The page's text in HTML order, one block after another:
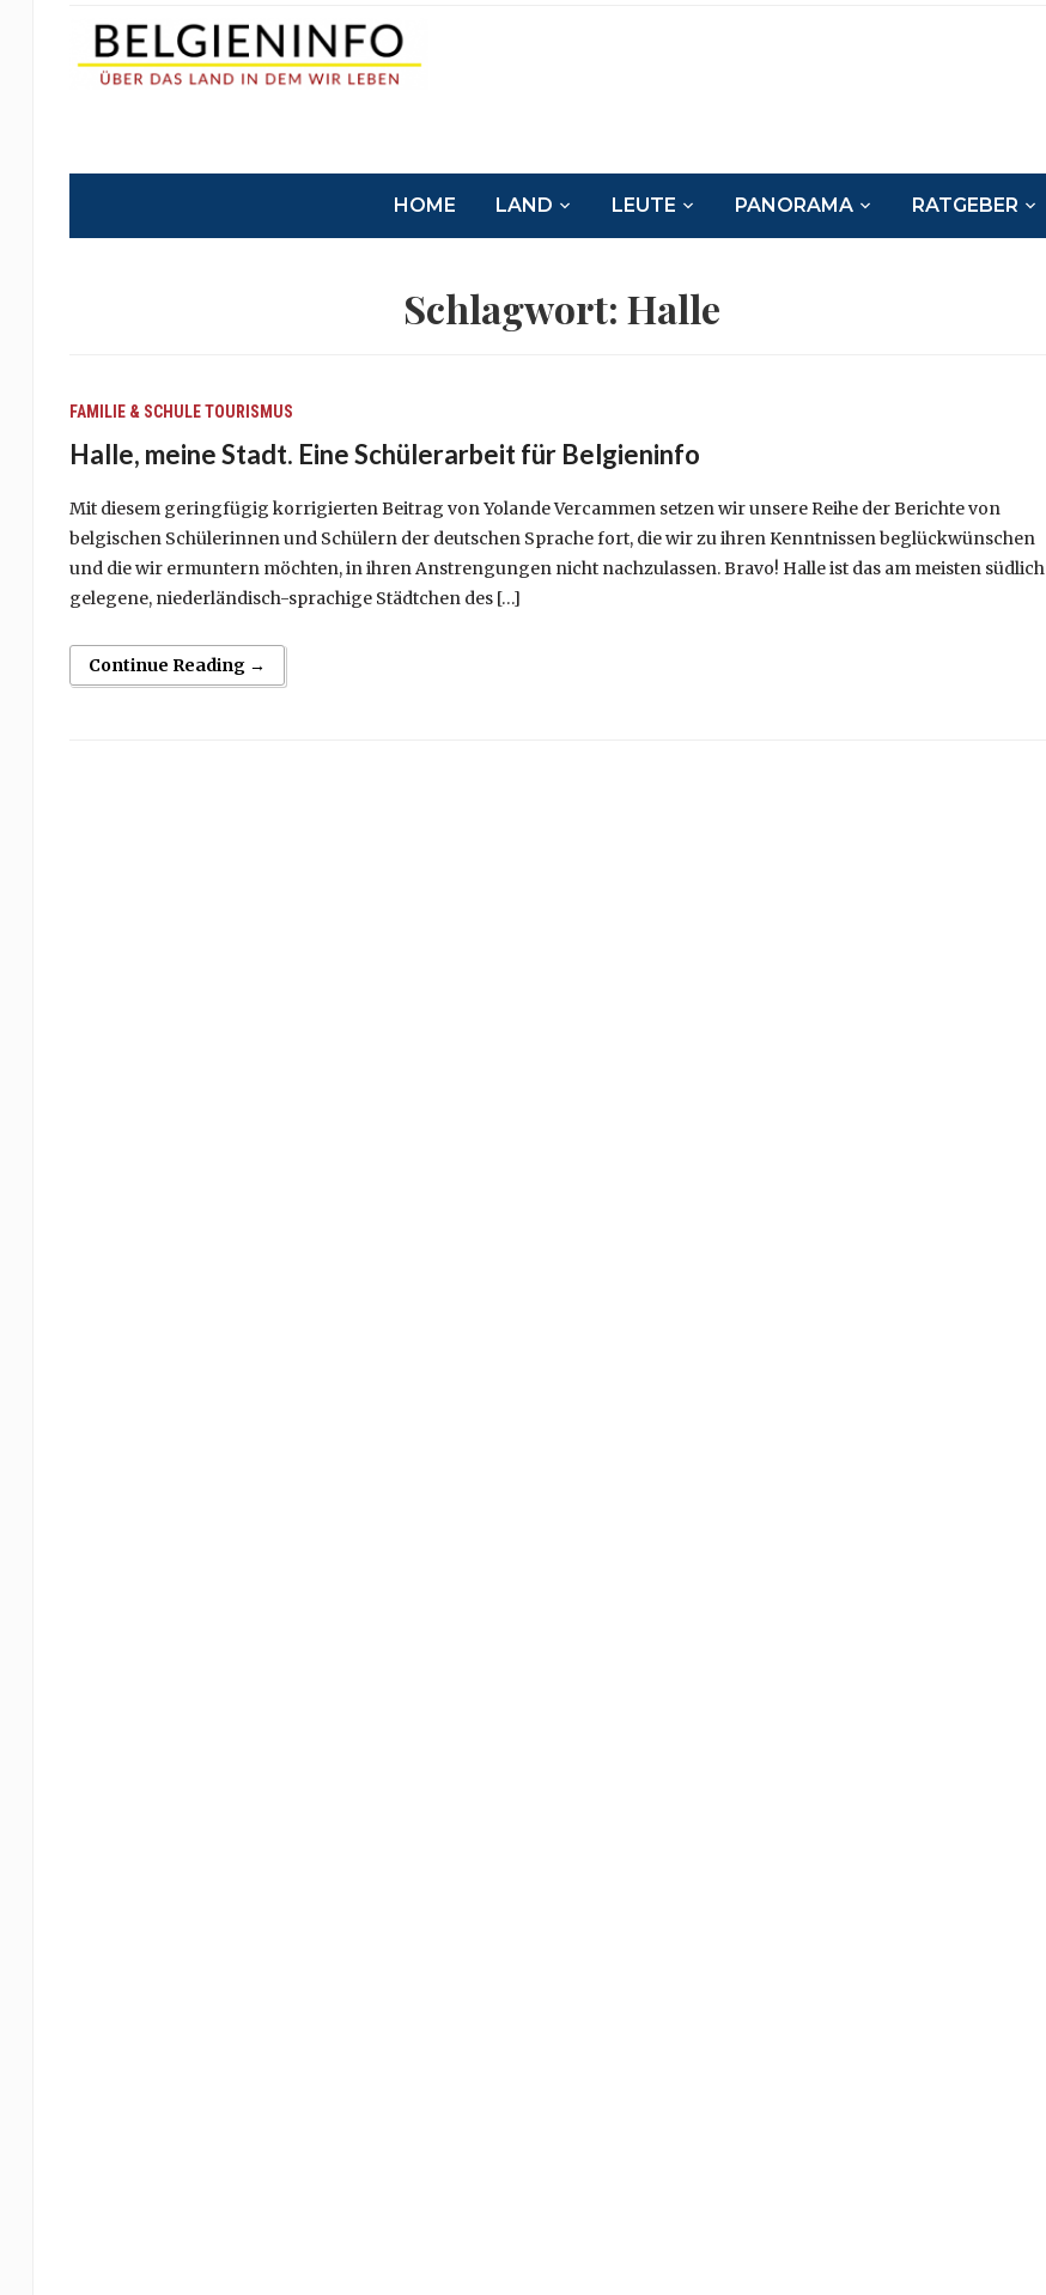
HOME LAND LEUTE PANORAMA RATGEBER
Schlagwort: Halle
FAMILIE & SCHULETOURISMUS
Halle, meine Stadt. Eine Schülerarbeit für Belgieninfo
Mit diesem geringfügig korrigierten Beitrag von Yolande Vercammen setzen wir unsere Reihe der Berichte von
belgischen Schülerinnen und Schülern der deutschen Sprache fort, die wir zu ihren Kenntnissen beglückwünschen
und die wir ermuntern möchten, in ihren Anstrengungen nicht nachzulassen. Bravo! Halle ist das am meisten südlich
gelegene, niederländisch-sprachige Städtchen des […]
Continue Reading →